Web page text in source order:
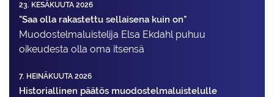
23. KESÄKUUTA 2026
"Saa olla rakastettu sellaisena kuin on"
Muodostelma­luistelija Elsa Ekdahl puhuu
oikeudesta olla oma itsensä
7. HEINÄKUUTA 2026
Historiallinen päätös muodostelmaluistelulle